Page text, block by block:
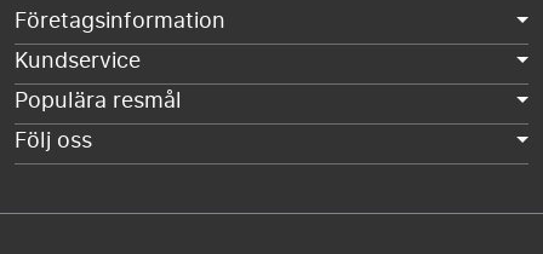
Företagsinformation
Kundservice
Populära resmål
Följ oss